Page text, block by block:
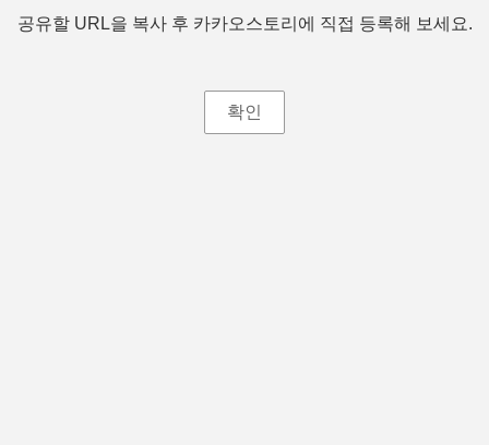
공유할 URL을 복사 후 카카오스토리에 직접 등록해 보세요.
확인